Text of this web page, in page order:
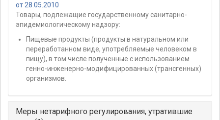
от 28.05.2010
Товары, подлежащие государственному санитарно-
эпидемиологическому надзору:
Пищевые продукты (продукты в натуральном или
переработанном виде, употребляемые человеком в
пищу), в том числе полученные с использованием
генно-инженерно-модифицированных (трансгенных)
организмов.
Меры нетарифного регулирования, утратившие